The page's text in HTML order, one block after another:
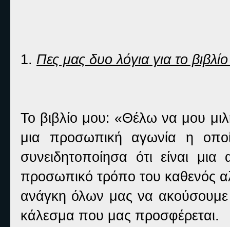
1. Πες μας δυο λόγια για το
Το βιβλίο μου: «Θέλω να μου
μια προσωπική αγωνία η
συνειδητοποίησα ότι είναι
προσωπικό τρόπο του καθενός
ανάγκη όλων μας να ακούσουμε
κάλεσμα που μας προσφέρεται.